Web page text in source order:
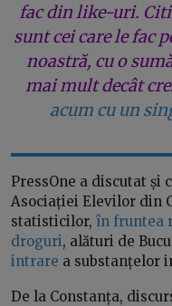
fac din like-uri.
sunt cei care le fac
noastră, cu o
mai mult decât
acum cu un
PressOne a discutat și
Asociației Elevilor din
statisticilor, în fruntea
droguri, alături de
intrare a substanțelor
De la Constanța,